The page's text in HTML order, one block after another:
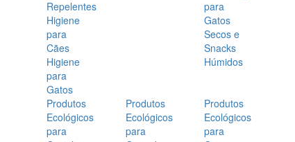
Repelentes
Higiene
para
Cães
Higiene
para
Gatos
para
Gatos
Secos e
Snacks
Húmidos
Produtos
Ecológicos
para
Produtos
Ecológicos
para
Produtos
Ecológicos
para